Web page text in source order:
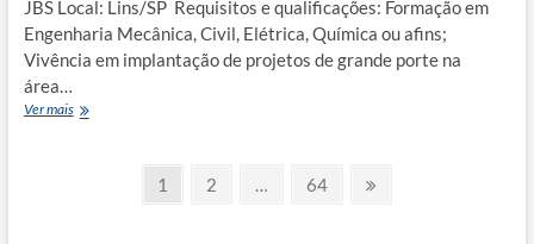
JBS Local: Lins/SP Requisitos e qualificações: Formação em
Engenharia Mecânica, Civil, Elétrica, Química ou afins;
Vivência em implantação de projetos de grande porte na
área…
Ver maisEngenheiro
PaginaçãoPage
1 Page
2 Page
64
Next